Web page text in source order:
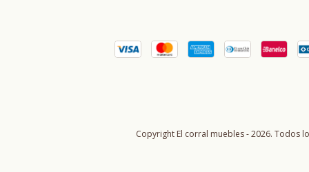
Copyright El corral muebles - 2026. Todos